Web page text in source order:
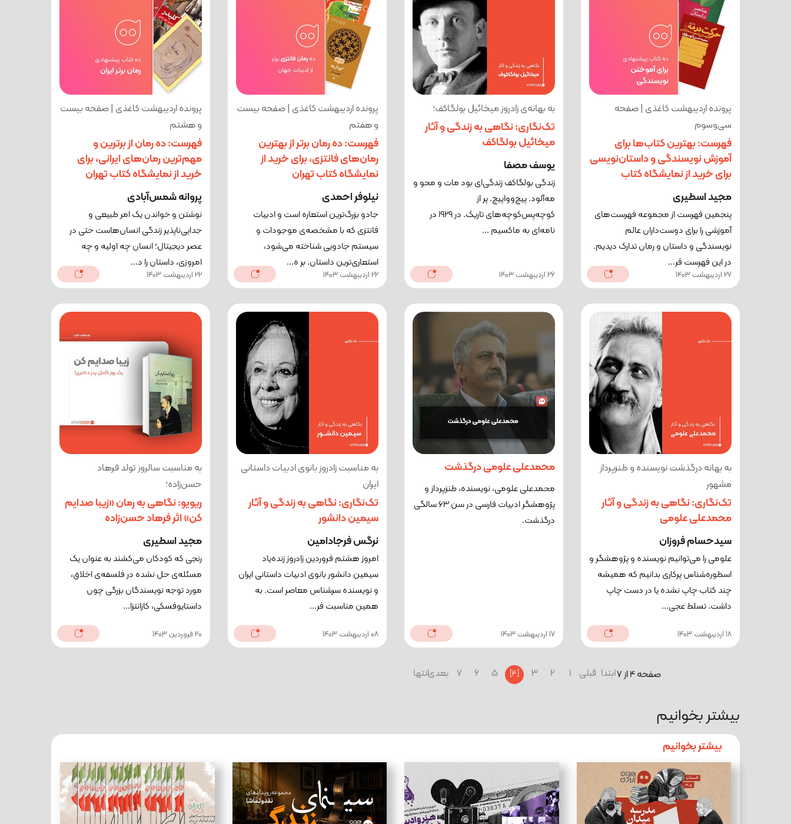
پرونده اردیبهشت کاغذی | صفحه
سی‌وسوم
فهرست: بهترین کتاب‌ها برای
آموزش نویسندگی و داستان‌نویسی
برای خرید از نمایشگاه کتاب
مجید اسطیری
پنجمین فهرست از مجموعه‌ فهرست‌‌های
آموزشی را برای دوست‌داران عالم
نویسندگی و داستان و رمان تدارک دیدیم.
در این فهرست قر...
27 اردیبهشت 1403
به بهانه‌ی زادروز میخائیل بولگاکف؛
تک‌نگاری: نگاهی به زندگی و آثار
میخائیل بولگاکف
یوسف مصفا
زندگی بولگاکف زندگی‌ای بود مات و محو و
مه‌آلود. پیچ‌و‌واپیچ. پر از
کوچه‌پس‌کوچه‌های تاریک. در ۱۹۲۹ در
نامه‌ای به ماکسیم ...
26 اردیبهشت 1403
پرونده اردیبهشت کاغذی | صفحه بیست
و هفتم
فهرست: ده رمان برتر از بهترین
رمان‌های فانتزی، برای خرید از
نمایشگاه کتاب تهران
نیلوفر احمدی
جادو بزرگ‌ترین استعاره است و ادبیات
فانتزی که با مشخصه‌ی موجودات و
سیستم جادویی شناخته می‌شود،
استعاری‌ترین داستان. بر ه...
22 اردیبهشت 1403
پرونده اردیبهشت کاغذی | صفحه بیست
و هشتم
فهرست: ده رمان از برترین و
مهم‌ترین رمان‌های ایرانی، برای
خرید از نمایشگاه کتاب تهران
پروانه شمس‌آبادی
نوشتن و خواندن یک امر طبیعی و
جدایی‌ناپذیر زندگی انسان‌هاست حتی در
عصر دیجیتال؛ انسان‌ چه اولیه و چه
امروزی، داستان را د...
22 اردیبهشت 1403
به بهانه درگذشت نویسنده و طنزپرداز
مشهور
تک‌نگاری: نگاهی به زندگی و آثار
محمدعلی علومی
سیدحسام فروزان
علومی را می‌توانیم نویسنده و پژوهشگر و
اسطوره‌شناس پرکاری بدانیم که همیشه
چند کتاب چاپ نشده یا در دست چاپ
داشت. تسلط عجی...
18 اردیبهشت 1403
محمدعلی علومی درگذشت
محمدعلی علومی، نویسنده، طنزپرداز و
پژوهشگر ادبیات فارسی در سن ۶۳ سالگی
درگذشت.
17 اردیبهشت 1403
به مناسبت زادروز بانوی ادبیات داستانی
ایران
تک‌نگاری: نگاهی به زندگی و آثار
سیمین دانشور
نرگس فرجادامین
امروز هشتم فروردین زادروز زنده‌یاد
سیمین دانشور بانوی ادبیات داستانی ایران
و نویسنده سرشناس معاصر است. به
همین مناسبت فر...
08 اردیبهشت 1403
به مناسبت سالروز تولد فرهاد
حسن‌زاده؛
ریویو: نگاهی به رمان «زیبا صدایم
کن» اثر فرهاد حسن‌زاده
مجید اسطیری
رنجی که کودکان می‌کشند به عنوان یک
مسئله‌ی حل نشده در فلسفه‌ی اخلاق،
مورد توجه نویسندگان بزرگی چون
داستایوفسکی، کازانتزا...
20 فروردین 1403
صفحه 4 از 7 ابتدا قبلی 1
2
3
[4]
5
6
7 بعدیانتها
بیشتر بخوانیم
بیشتر بخوانیم